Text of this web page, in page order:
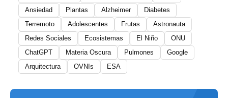
Ansiedad
Plantas Alzheimer
Diabetes
Terremoto
Adolescentes Frutas
Astronauta
Redes Sociales
Ecosistemas El Niño
ONU
ChatGPT
Materia Oscura Pulmones
Google
Arquitectura
OVNIs ESA